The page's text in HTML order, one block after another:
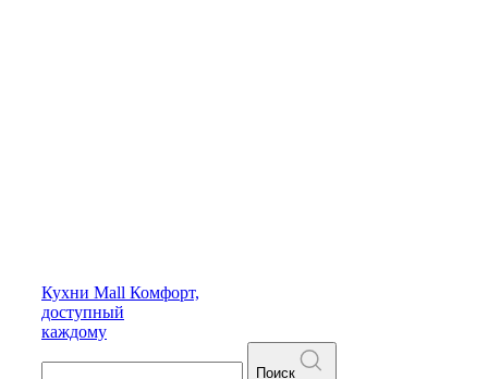
Кухни Mall Комфорт,
доступный
каждому
Поиск